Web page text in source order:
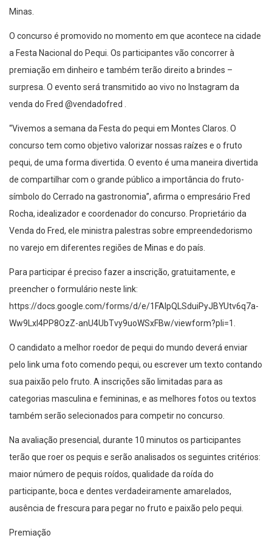
Minas.
O concurso é promovido no momento em que acontece na cidade
a Festa Nacional do Pequi. Os participantes vão concorrer à
premiação em dinheiro e também terão direito a brindes –
surpresa. O evento será transmitido ao vivo no Instagram da
venda do Fred @vendadofred .
“Vivemos a semana da Festa do pequi em Montes Claros. O
concurso tem como objetivo valorizar nossas raízes e o fruto
pequi, de uma forma divertida. O evento é uma maneira divertida
de compartilhar com o grande público a importância do fruto-
símbolo do Cerrado na gastronomia”, afirma o empresário Fred
Rocha, idealizador e coordenador do concurso. Proprietário da
Venda do Fred, ele ministra palestras sobre empreendedorismo
no varejo em diferentes regiões de Minas e do país.
Para participar é preciso fazer a inscrição, gratuitamente, e
preencher o formulário neste link:
https://docs.google.com/forms/d/e/1FAIpQLSduiPyJBYUtv6q7a-
Ww9LxI4PP8OzZ-anU4UbTvy9uoWSxFBw/viewform?pli=1.
O candidato a melhor roedor de pequi do mundo deverá enviar
pelo link uma foto comendo pequi, ou escrever um texto contando
sua paixão pelo fruto. A inscrições são limitadas para as
categorias masculina e femininas, e as melhores fotos ou textos
também serão selecionados para competir no concurso.
Na avaliação presencial, durante 10 minutos os participantes
terão que roer os pequis e serão analisados os seguintes critérios:
maior número de pequis roídos, qualidade da roída do
participante, boca e dentes verdadeiramente amarelados,
ausência de frescura para pegar no fruto e paixão pelo pequi.
Premiação